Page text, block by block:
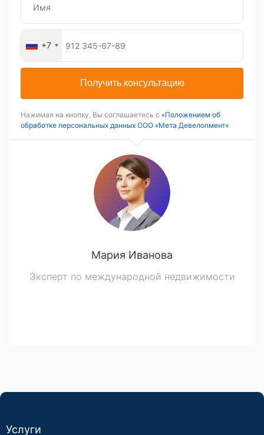
+7
Получить консультацию
Нажимая на кнопку, Вы соглашаетесь с «Положением об
обработке персональных данных ООО «Мета Девелопмент»
Мария Иванова
Эксперт по международной недвижимости
Услуги